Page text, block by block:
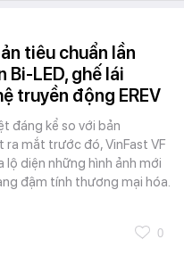
tiêu chuẩn lần
Bi-LED, ghế lái
truyền động EREV
đáng kể so với bản
ra mắt trước đó, VinFast VF
lộ diện những hình ảnh mới
đậm tính thương mại hóa.
0